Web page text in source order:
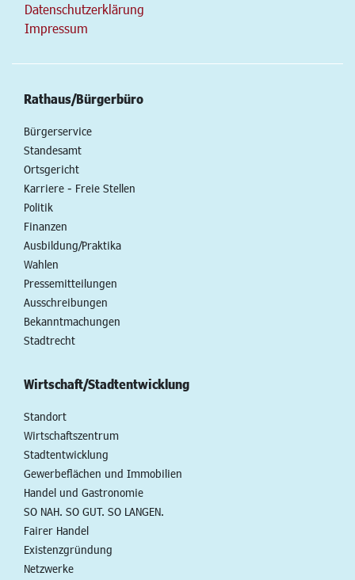
Datenschutzerklärung
Impressum
Rathaus/Bürgerbüro
Bürgerservice
Standesamt
Ortsgericht
Karriere - Freie Stellen
Politik
Finanzen
Ausbildung/Praktika
Wahlen
Pressemitteilungen
Ausschreibungen
Bekanntmachungen
Stadtrecht
Wirtschaft/Stadtentwicklung
Standort
Wirtschaftszentrum
Stadtentwicklung
Gewerbeflächen und Immobilien
Handel und Gastronomie
SO NAH. SO GUT. SO LANGEN.
Fairer Handel
Existenzgründung
Netzwerke